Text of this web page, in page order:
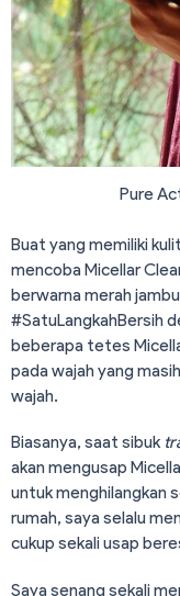
Pure
Buat yang memiliki
mencoba Micellar
berwarna merah
#SatuLangkahBersih
beberapa tetes
pada wajah yang
wajah.
Biasanya, saat sibuk
akan mengusap
untuk menghilangkan
rumah, saya selalu
cukup sekali usap
Saya senang sekali